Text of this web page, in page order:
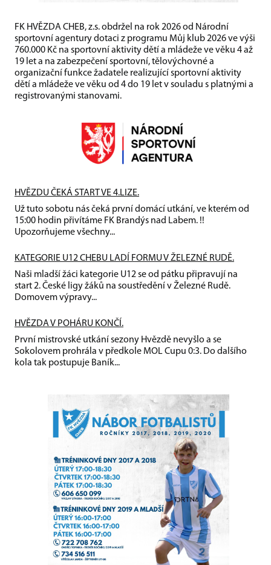
FK HVĚZDA CHEB, z.s. obdržel na rok 2026 od Národní
sportovní agentury dotaci z programu Můj klub 2026 ve výši
760.000 Kč na sportovní aktivity dětí a mládeže ve věku 4 až
19 let a na zabezpečení sportovní, tělovýchovné a
organizační funkce žadatele realizující sportovní aktivity
dětí a mládeže ve věku od 4 do 19 let v souladu s platnými a
registrovanými stanovami.
HVĚZDU ČEKÁ START VE 4.LIZE.
Už tuto sobotu nás čeká první domácí utkání, ve kterém od
15:00 hodin přivítáme FK Brandýs nad Labem. !!
Upozorňujeme všechny...
KATEGORIE U12 CHEBU LADÍ FORMU V ŽELEZNÉ RUDĚ.
Naši mladší žáci kategorie U12 se od pátku připravují na
start 2. České ligy žáků na soustředění v Železné Rudě.
Domovem výpravy...
HVĚZDA V POHÁRU KONČÍ.
První mistrovské utkání sezony Hvězdě nevyšlo a se
Sokolovem prohrála v předkole MOL Cupu 0:3. Do dalšího
kola tak postupuje Baník...